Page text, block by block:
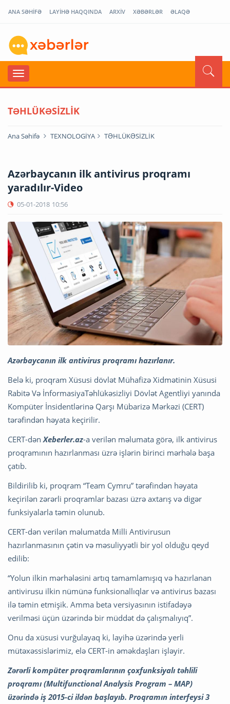
ANA SƏHİFƏ LAYİHƏ HAQQINDA ARXİV XƏBƏRLƏR ƏLAQƏ
TƏHLÜKƏSİZLİK
Ana Səhifə TEXNOLOGİYA TƏHLÜKƏSİZLİK
Azərbaycanın ilk antivirus proqramı
yaradılır-Video
05-01-2018 10:56
Azərbaycanın ilk antivirus proqramı hazırlanır.
Belə ki, proqram Xüsusi dövlət Mühafizə Xidmətinin Xüsusi
Rabitə Və İnformasiyaTəhlükəsizliyi Dövlət Agentliyi yanında
Kompüter İnsidentlərinə Qarşı Mübarizə Mərkəzi (CERT)
tərəfindən həyata keçirilir.
CERT-dən Xeberler.az-a verilən məlumata görə, ilk antivirus
proqramının hazırlanması üzrə işlərin birinci mərhələ başa
çatıb.
Bildirilib ki, proqram “Team Cymru” tərəfindən həyata
keçirilən zərərli proqramlar bazası üzrə axtarış və digər
funksiyalarla təmin olunub.
CERT-dən verilən məlumatda Milli Antivirusun
hazırlanmasının çətin və məsuliyyətli bir yol olduğu qeyd
edilib:
“Yolun ilkin mərhələsini artıq tamamlamışıq və hazırlanan
antivirusu ilkin nümünə funksionallıqlar və antivirus bazası
ilə təmin etmişik. Amma beta versiyasının istifadəyə
verilməsi üçün üzərində bir müddət də çalışmalıyıq”.
Onu da xüsusi vurğulayaq ki, layihə üzərində yerli
mütəxəssislərimiz, elə CERT-in əməkdaşları işləyir.
Zərərli kompüter proqramlarının çoxfunksiyalı təhlili
proqramı (Multifunctional Analysis Program – MAP)
üzərində iş 2015-ci ildən başlayıb. Proqramın interfeysi 3